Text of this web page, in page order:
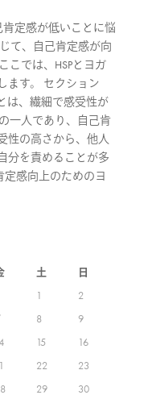
定感が低いことに悩
て、自己肯定感が向
こでは、HSPとヨガ
ます。 セクション
は、繊細で感受性が
一人であり、自己肯
性の高さから、他人
分を責めることが多
感向上のためのヨ
土
日
1
2
8
9
15
16
22
23
29
30